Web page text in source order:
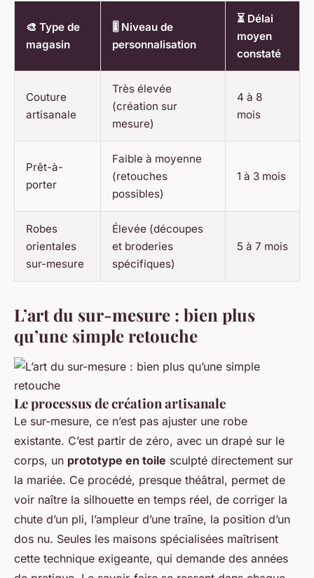
🎨 Type de
magasin
🎚️ Niveau de
personnalisation
⏳ Délai
moyen
constaté
Couture
artisanale
Très élevée
(création sur
mesure)
4 à 8
mois
Prêt-à-
porter
Faible à moyenne
(retouches
possibles)
1 à 3 mois
Robes
orientales
sur-mesure
Élevée (découpes
et broderies
spécifiques)
5 à 7 mois
L’art du sur-mesure : bien plus
qu’une simple retouche
Le processus de création artisanale
Le sur-mesure, ce n’est pas ajuster une robe
existante. C’est partir de zéro, avec un drapé sur le
corps, un prototype en toile sculpté directement sur
la mariée. Ce procédé, presque théâtral, permet de
voir naître la silhouette en temps réel, de corriger la
chute d’un pli, l’ampleur d’une traîne, la position d’un
dos nu. Seules les maisons spécialisées maîtrisent
cette technique exigeante, qui demande des années